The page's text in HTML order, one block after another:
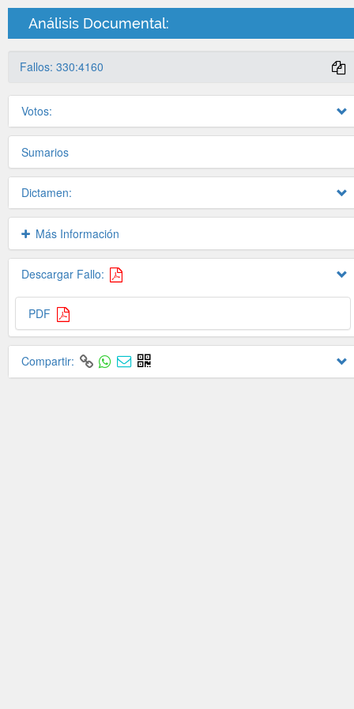
Análisis Documental:
Fallos: 330:4160
Votos:
Sumarios
Dictamen:
Más Información
Descargar Fallo:
PDF
Compartir: